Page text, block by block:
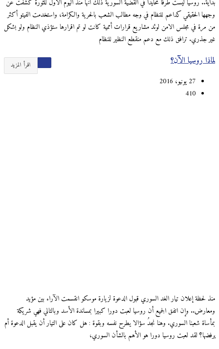
بداية.. روسيا ليست طرفاً محايداً في القضية السورية ذلك أنها منذ اليوم الأول للثورة كشفت عن
وجهها الحقيقي كداعم للنظام في وجه مطالب الشعب بالحرية والكرامة، واستخدمت الفيتو أكثر
من مرة في مجلس الامن لوئد مشاريع قرارات أممية كانت لو تم اقرارها ستؤذي النظام ولو بشكل
غير جذري. ترافق ذلك مع دعم منقطع النظير للنظام
اقرأ المزيد لماذا روسيا الآن؟
27 يونيو، 2016
410
منذ لحظة إعلان تيار الغد السوري قبول الدعوة لزيارة موسكو انقسمت الآراء بين مؤيد
ومعارض.. وإن اتفق الجميع أن روسيا لعبت دورا كبيرا بمساندة الأسد وبالتالي فهي شريكة
بمأساة شعبنا السوري. وهنا نجدُ سؤالا يطرح نفسه وبقوة : هل كان على التيار أن يقبل الدعوة أم
يرفضها؟ لقد لعبت روسيا دورا هو الأهم بالشأن السوري،